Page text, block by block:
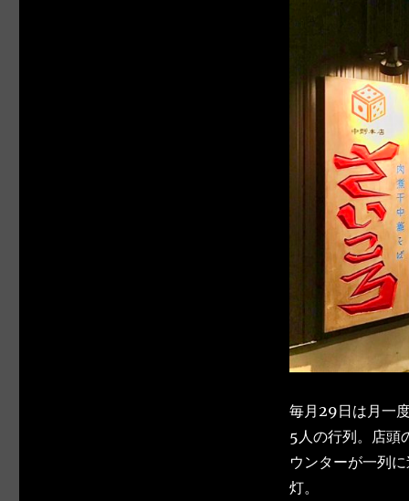
毎月29日は月一
5人の行列。店頭
ウンターが一列
灯。